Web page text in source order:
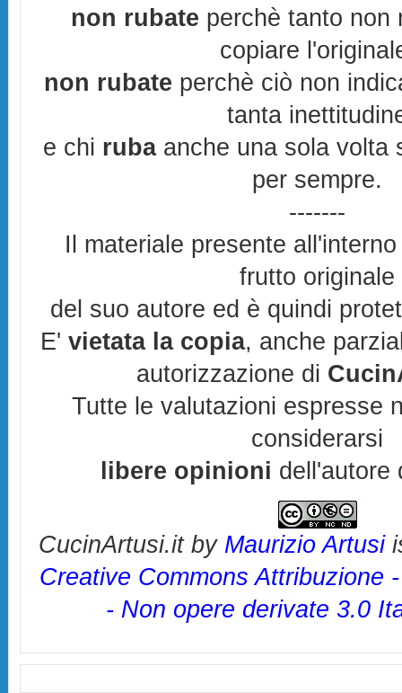
non rubate perchè tanto non
copiare
non rubate perchè ciò non
tanta
e chi rubaanche una sola volta
per sempre.
-------
Il materiale presente
frutto originale
del suo autore ed è quindi
E'vietata la copia, anche
autorizzazione di
Tutte le valutazioni espresse
considerarsi
libere opinioni dell'autore
CucinArtusi.itby Maurizio Artusi
Creative Commons Attribuzione
- Non opere derivate 3.0